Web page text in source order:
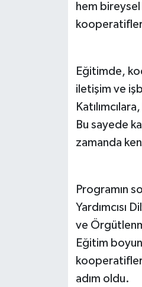
hem
Eğitimde,
iletişim ve
Bu sayede
zamanda
Programın
Yardımcısı
ve
Eğitim
adım oldu.